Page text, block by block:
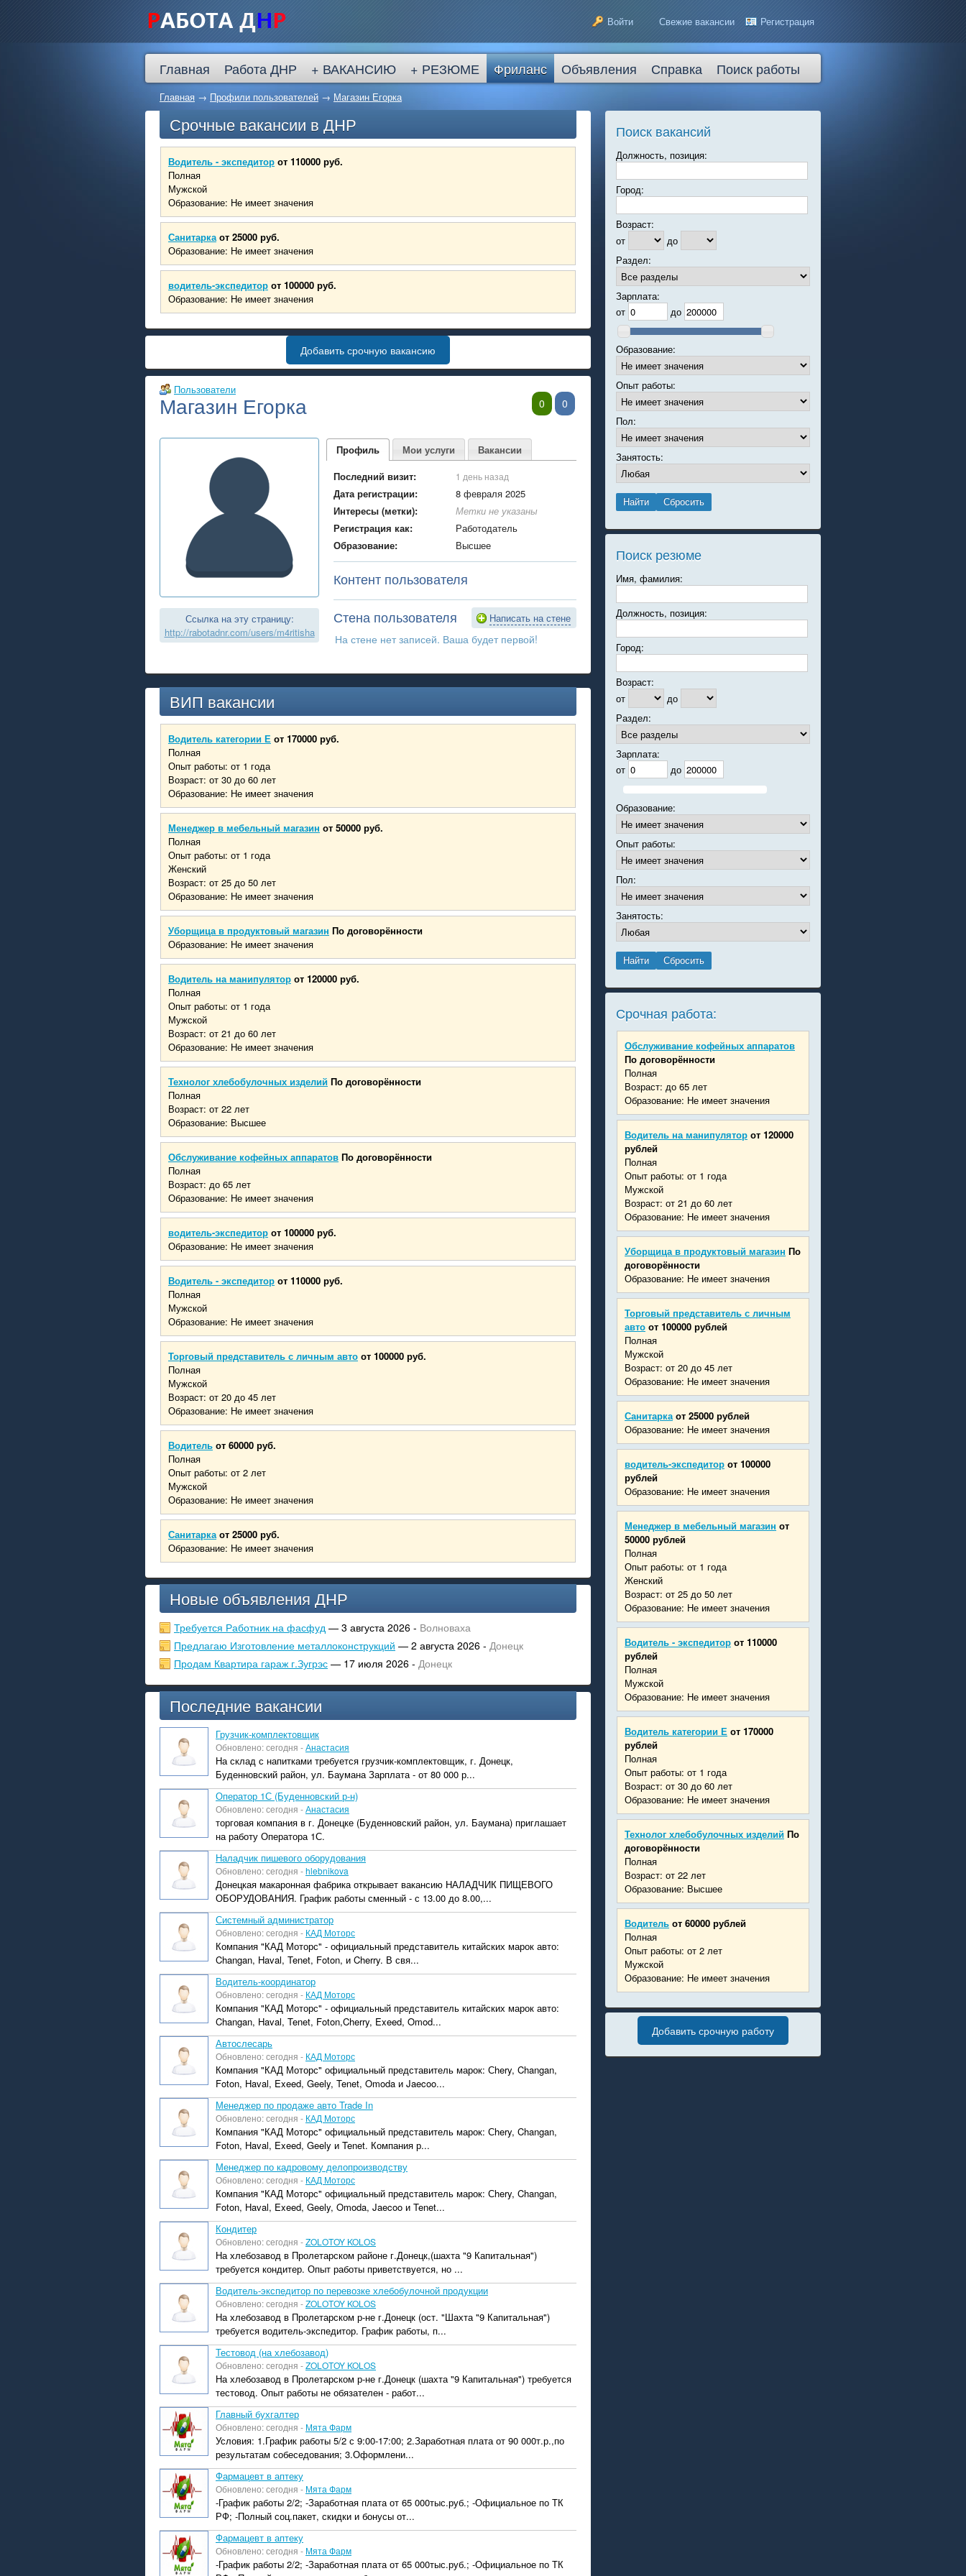
Войти Свежие вакансии Регистрация
Главная Работа ДНР + ВАКАНСИЮ + РЕЗЮМЕ Фриланс Объявления Справка Поиск работы
Главная → Профили пользователей → Магазин Егорка
Срочные вакансии в ДНР
Водитель - экспедитор от 110000 руб.
Полная
Мужской
Образование: Не имеет значения
Санитарка от 25000 руб.
Образование: Не имеет значения
водитель-экспедитор от 100000 руб.
Образование: Не имеет значения
Добавить срочную вакансию
0 0
Пользователи
Магазин Егорка
Ссылка на эту страницу:
http://rabotadnr.com/users/m4ritisha
Профиль Мои услуги
Вакансии
Последний визит:
1 день назад
Дата регистрации:
8 февраля 2025
Интересы (метки):
Метки не указаны
Регистрация как:
Работодатель
Образование:
Высшее
Контент пользователя
Стена пользователя Написать на стене
На стене нет записей. Ваша будет первой!
ВИП вакансии
Водитель категории Е от 170000 руб.
Полная
Опыт работы: от 1 года
Возраст: от 30 до 60 лет
Образование: Не имеет значения
Менеджер в мебельный магазин от 50000 руб.
Полная
Опыт работы: от 1 года
Женский
Возраст: от 25 до 50 лет
Образование: Не имеет значения
Уборщица в продуктовый магазин По договорённости
Образование: Не имеет значения
Водитель на манипулятор от 120000 руб.
Полная
Опыт работы: от 1 года
Мужской
Возраст: от 21 до 60 лет
Образование: Не имеет значения
Технолог хлебобулочных изделий По договорённости
Полная
Возраст: от 22 лет
Образование: Высшее
Обслуживание кофейных аппаратов По договорённости
Полная
Возраст: до 65 лет
Образование: Не имеет значения
водитель-экспедитор от 100000 руб.
Образование: Не имеет значения
Водитель - экспедитор от 110000 руб.
Полная
Мужской
Образование: Не имеет значения
Торговый представитель с личным авто от 100000 руб.
Полная
Мужской
Возраст: от 20 до 45 лет
Образование: Не имеет значения
Водитель от 60000 руб.
Полная
Опыт работы: от 2 лет
Мужской
Образование: Не имеет значения
Санитарка от 25000 руб.
Образование: Не имеет значения
Новые объявления ДНР
Требуется Работник на фасфуд — 3 августа 2026 - Волноваха
Предлагаю Изготовление металлоконструкций — 2 августа 2026 - Донецк
Продам Квартира гараж г.Зугрэс — 17 июля 2026 - Донецк
Последние вакансии
Грузчик-комплектовщик
Обновлено: сегодня -Анастасия
На склад с напитками требуется грузчик-комплектовщик, г. Донецк,
Буденновский район, ул. Баумана Зарплата - от 80 000 р...
Оператор 1С (Буденновский р-н)
Обновлено: сегодня -Анастасия
торговая компания в г. Донецке (Буденновский район, ул. Баумана) приглашает
на работу Оператора 1С.
Наладчик пишевого оборудования
Обновлено: сегодня -hlebnikova
Донецкая макаронная фабрика открывает вакансию НАЛАДЧИК ПИЩЕВОГО
ОБОРУДОВАНИЯ. График работы сменный - с 13.00 до 8.00,...
Системный администратор
Обновлено: сегодня - КАД Моторс
Компания "КАД Моторс" - официальный представитель китайских марок авто:
Changan, Haval, Tenet, Foton, и Cherry. В свя...
Водитель-координатор
Обновлено: сегодня - КАД Моторс
Компания "КАД Моторс" - официальный представитель китайских марок авто:
Changan, Haval, Tenet, Foton,Cherry, Exeed, Omod...
Автослесарь
Обновлено: сегодня - КАД Моторс
Компания "КАД Моторс" официальный представитель марок: Сhery, Changan,
Foton, Haval, Exeed, Geely, Tenet, Omoda и Jaecoo...
Менеджер по продаже авто Trade In
Обновлено: сегодня - КАД Моторс
Компания "КАД Моторс" официальный представитель марок: Сhery, Changan,
Foton, Haval, Exeed, Geely и Tenet. Компания р...
Менеджер по кадровому делопроизводству
Обновлено: сегодня - КАД Моторс
Компания "КАД Моторс" официальный представитель марок: Сhery, Changan,
Foton, Haval, Exeed, Geely, Omoda, Jaecoo и Tenet...
Кондитер
Обновлено: сегодня -ZOLOTOY KOLOS
На хлебозавод в Пролетарском районе г.Донецк,(шахта "9 Капитальная")
требуется кондитер. Опыт работы приветствуется, но ...
Водитель-экспедитор по перевозке хлебобулочной продукции
Обновлено: сегодня -ZOLOTOY KOLOS
На хлебозавод в Пролетарском р-не г.Донецк (ост. "Шахта "9 Капитальная")
требуется водитель-экспедитор. График работы, п...
Тестовод (на хлебозавод)
Обновлено: сегодня -ZOLOTOY KOLOS
На хлебозавод в Пролетарском р-не г.Донецк (шахта "9 Капитальная") требуется
тестовод. Опыт работы не обязателен - работ...
Главный бухгалтер
Обновлено: сегодня - Мята Фарм
Условия: 1.График работы 5/2 с 9:00-17:00; 2.Заработная плата от 90 000т.р.,по
результатам собеседования; 3.Оформлени...
Фармацевт в аптеку
Обновлено: сегодня - Мята Фарм
-График работы 2/2; -Заработная плата от 65 000тыс.руб.; -Официальное по ТК
РФ; -Полный соц.пакет, скидки и бонусы от...
Фармацевт в аптеку
Обновлено: сегодня - Мята Фарм
-График работы 2/2; -Заработная плата от 65 000тыс.руб.; -Официальное по ТК
Поиск вакансий
Должность, позиция:
Город:
Возраст:
от
до
Раздел:
Зарплата:
от
до
Образование:
Опыт работы:
Пол:
Занятость:
Поиск резюме
Имя, фамилия:
Должность, позиция:
Город:
Возраст:
от
до
Раздел:
Зарплата:
от
до
Образование:
Опыт работы:
Пол:
Занятость:
Срочная работа:
Обслуживание кофейных аппаратов
По договорённости
Полная
Возраст: до 65 лет
Образование: Не имеет значения
Водитель на манипулятор от 120000
рублей
Полная
Опыт работы: от 1 года
Мужской
Возраст: от 21 до 60 лет
Образование: Не имеет значения
Уборщица в продуктовый магазин По
договорённости
Образование: Не имеет значения
Торговый представитель с личным
авто от 100000 рублей
Полная
Мужской
Возраст: от 20 до 45 лет
Образование: Не имеет значения
Санитарка от 25000 рублей
Образование: Не имеет значения
водитель-экспедитор от 100000
рублей
Образование: Не имеет значения
Менеджер в мебельный магазин от
50000 рублей
Полная
Опыт работы: от 1 года
Женский
Возраст: от 25 до 50 лет
Образование: Не имеет значения
Водитель - экспедитор от 110000
рублей
Полная
Мужской
Образование: Не имеет значения
Водитель категории Е от 170000
рублей
Полная
Опыт работы: от 1 года
Возраст: от 30 до 60 лет
Образование: Не имеет значения
Технолог хлебобулочных изделий По
договорённости
Полная
Возраст: от 22 лет
Образование: Высшее
Водитель от 60000 рублей
Полная
Опыт работы: от 2 лет
Мужской
Образование: Не имеет значения
Добавить срочную работу